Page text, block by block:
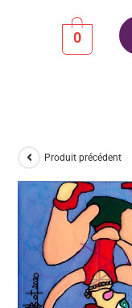
0
Produit précédent